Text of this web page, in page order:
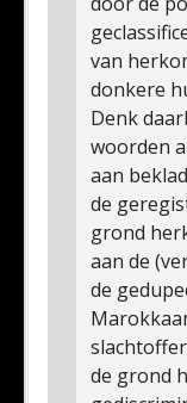
van
donkere
Denk
woorden
aan
de
grond
aan de
de
de grond